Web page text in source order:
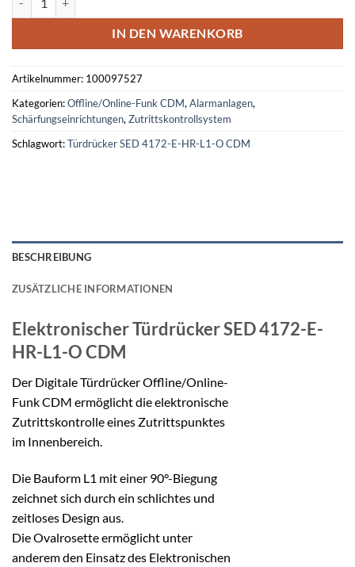
IN DEN WARENKORB
Artikelnummer: 100097527
Kategorien:Offline/Online-Funk CDM, Alarmanlagen,
Schärfungseinrichtungen, Zutrittskontrollsystem
Schlagwort:Türdrücker SED 4172-E-HR-L1-O CDM
BESCHREIBUNG
ZUSÄTZLICHE INFORMATIONEN
Elektronischer TürdrückerSED 4172-E-
HR-L1-O CDM
Der Digitale Türdrücker Offline/Online-
Funk CDM ermöglicht die elektronische
Zutrittskontrolle eines Zutrittspunktes
im Innenbereich.
Die Bauform L1 mit einer 90°-Biegung
zeichnet sich durch ein schlichtes und
zeitloses Design aus.
Die Ovalrosette ermöglicht unter
anderem den Einsatz des Elektronischen